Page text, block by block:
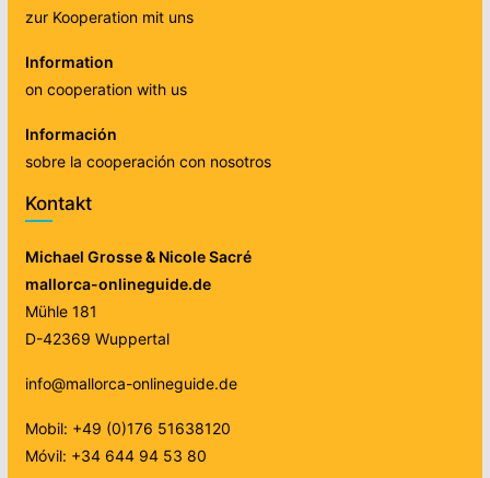
zur Kooperation mit uns
Information
on cooperation with us
Información
sobre la cooperación con nosotros
Kontakt
Michael Grosse & Nicole Sacré
mallorca-onlineguide.de
Mühle 181
D-42369 Wuppertal
info@mallorca-onlineguide.de
Mobil: +49 (0)176 51638120
Móvil: +34 644 94 53 80